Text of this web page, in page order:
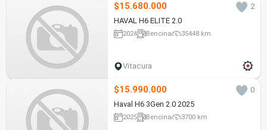
$15.680.000
2
HAVAL H6 ELITE 2.0
2024 Bencina 35448 km
Vitacura
$15.990.000
0
Haval H6 3Gen 2.0 2025
2025 Bencina 3700 km